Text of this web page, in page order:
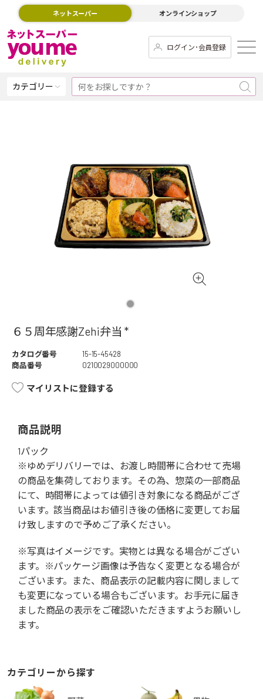
ネットスーパー オンラインショップ
ログイン･会員登録
カテゴリー
６５周年感謝Zehi弁当 *
カタログ番号
15-15-45428
商品番号
0210029000000
マイリストに登録する
商品説明
1パック
※ゆめデリバリーでは、お渡し時間帯に合わせて売場
の商品を集荷しております。その為、惣菜の一部商品
にて、時間帯によっては値引き対象になる商品がござ
います。該当商品はお値引き後の価格に変更してお届
け致しますので予めご了承ください。
※写真はイメージです。実物とは異なる場合がござい
ます。※パッケージ画像は予告なく変更となる場合が
ございます。また、商品表示の記載内容に関しまして
も変更になっている場合もございます。お手元に届き
ました商品の表示をご確認いただきますようお願いし
ます。
カテゴリーから探す